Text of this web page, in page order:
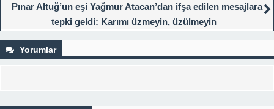
Pınar Altuğ’un eşi Yağmur Atacan’dan ifşa edilen mesajlara
tepki geldi: Karımı üzmeyin, üzülmeyin
Yorumlar